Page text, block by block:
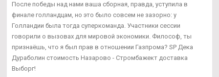
После победы над нами ваша сборная, правда, уступила в
финале голландцам, но это было совсем не зазорно: у
Голландии была тогда суперкоманда. Участники сессии
говорили о вызовах для мировой экономики. Философ, ты
признаёшь, что я был прав в отношении Газпрома? SP Дека
Дураболин стоимость Назарово - Стромбажект доставка
Выборг!